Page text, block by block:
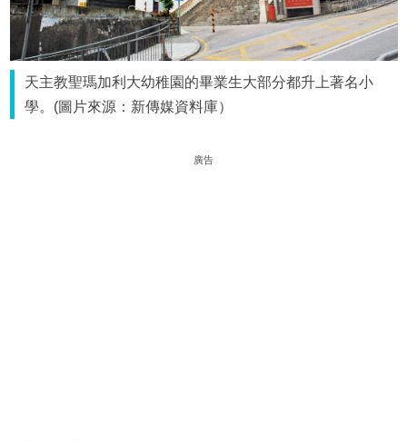
天主教聖瑪加利大幼稚園的畢業生大部分都升上著名小
學。(圖片來源：新傳媒資料庫）
廣告